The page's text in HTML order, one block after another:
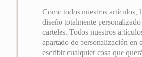
Como todos nuestros artículos,
diseño totalmente
carteles. Todos nuestros
apartado de personalización en
escribir cualquier cosa que